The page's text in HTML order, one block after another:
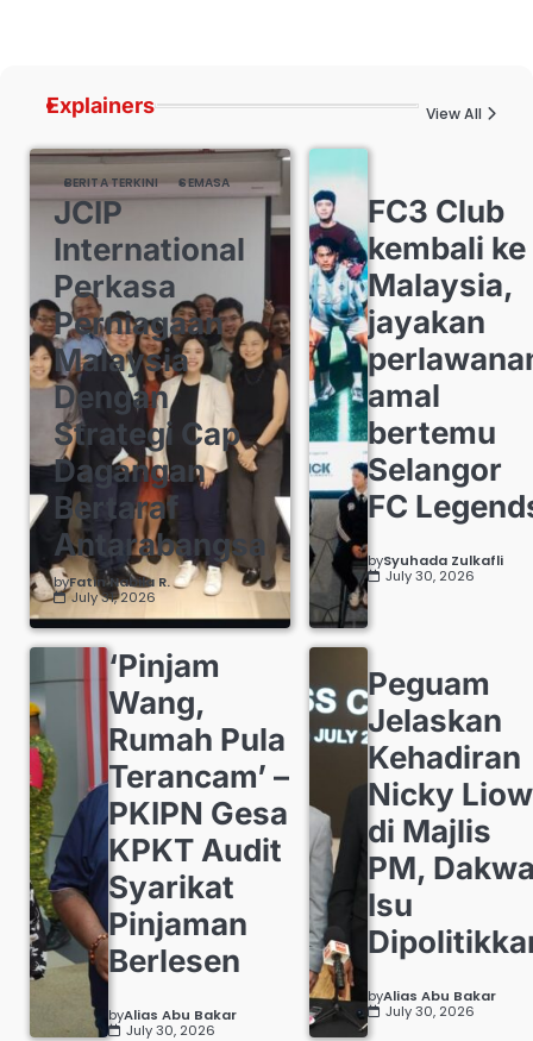
Explainers View All
BERITA TERKINI SEMASA
JCIP
International
Perkasa
Perniagaan
Malaysia
Dengan
Strategi Cap
Dagangan
Bertaraf
Antarabangsa
byFatin Nabila R.
July 31, 2026
FC3 Club
kembali ke
Malaysia,
jayakan
amal
bertemu
Selangor
FC
bySyuhada Zulkafli
July 30, 2026
‘Pinjam
Wang,
Rumah Pula
Terancam’ –
PKIPN Gesa
KPKT Audit
Syarikat
Pinjaman
Berlesen
byAlias Abu Bakar
July 30, 2026
Peguam
Jelaskan
Kehadiran
Nicky Liow
di Majlis
PM,
Isu
byAlias Abu Bakar
July 30, 2026